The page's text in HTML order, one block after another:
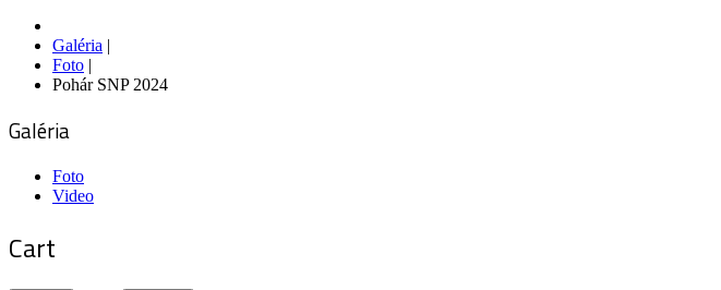
Galéria |
Foto |
Pohár SNP 2024
Galéria
Foto
Video
Cart